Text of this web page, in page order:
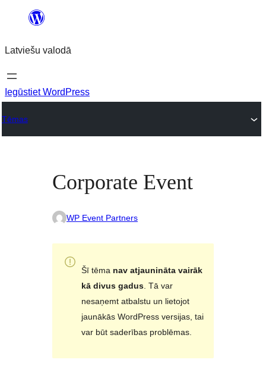
Pāriet
saturu
Latviešu valodā
Iegūstiet WordPress
Tēmas
Corporate Event
WP Event Partners
Šī tēma nav atjaunināta vairāk
kā divus gadus. Tā var
nesaņemt atbalstu un lietojot
jaunākās WordPress versijas, tai
var būt saderības problēmas.